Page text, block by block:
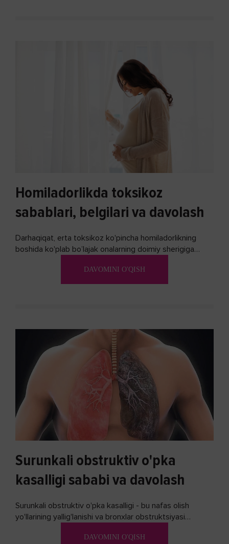
Homiladorlikda toksikoz
sabablari, belgilari va davolash
Darhaqiqat, erta toksikoz ko'pincha homiladorlikning
boshida ko'plab bo’lajak onalarning doimiy sherigiga
biron bir usuli bormi?DAVOMINI O'QISH
Surunkali obstruktiv o'pka
kasalligi sababi va davolash
Surunkali obstruktiv o'pka kasalligi - bu nafas olish
yo'llarining yallig'lanishi va bronxlar obstruktsiyasi
DAVOMINI O'QISH